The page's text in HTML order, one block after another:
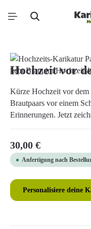
Zum Hauptinhalt
Bildergalerie
Hochzeit vor
Kürze Hochzeit vor
Brautpaars vor einem
Erinnerungen. Jetzt
Regulärer Preis:
30,00 €
Anfertigung nach
Personalisiere deine